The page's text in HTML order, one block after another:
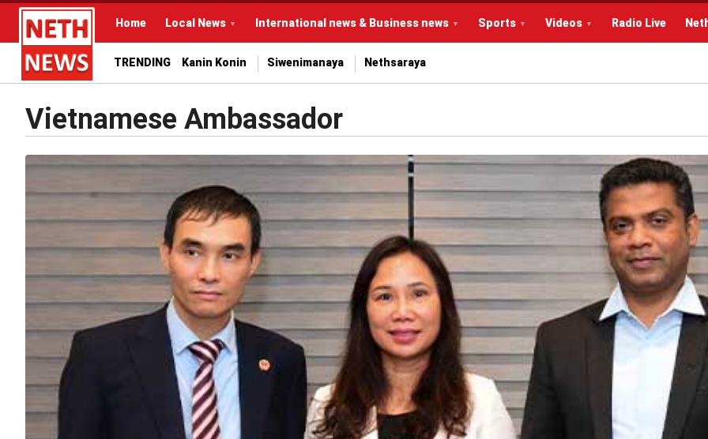
Home Local News International news & Business news Sports Videos Radio Live
TRENDING Kanin Konin Siwenimanaya Nethsaraya
Vietnamese Ambassador